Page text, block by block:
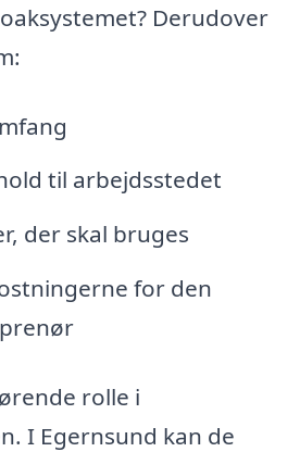
Derudover
til arbejdsstedet
der skal bruges
for den
rolle i
I Egernsund kan de